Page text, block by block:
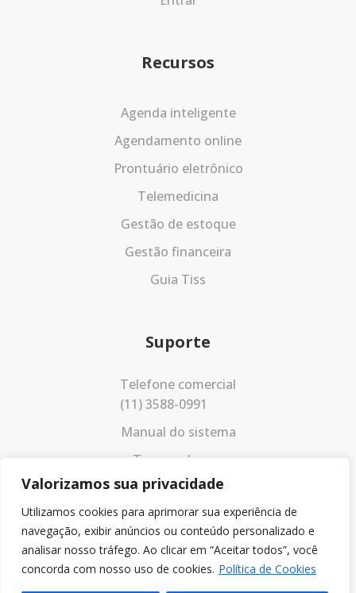
Valorizamos sua privacidade
Utilizamos cookies para aprimorar sua experiência de
navegação, exibir anúncios ou conteúdo personalizado e
analisar nosso tráfego. Ao clicar em “Aceitar todos”, você
concorda com nosso uso de cookies. Política de Cookies
Recursos
Agenda inteligente
Agendamento online
Prontuário eletrônico
Telemedicina
Gestão de estoque
Gestão financeira
Guia Tiss
Suporte
Telefone comercial
(11) 3588-0991
Manual do sistema
Termos de uso
Política de privacidade